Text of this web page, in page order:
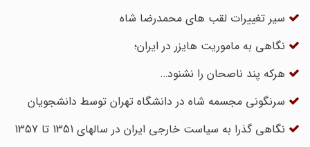
سیر تغییرات لقب های محمدرضا شاه
نگاهی به ماموریت هایزر در ایران؛
هرکه پند ناصحان را نشنود…
سرنگونی مجسمه شاه در دانشگاه تهران توسط دانشجویان
نگاهی گذرا به سیاست خارجی ایران در سالهای 1351 تا 1357